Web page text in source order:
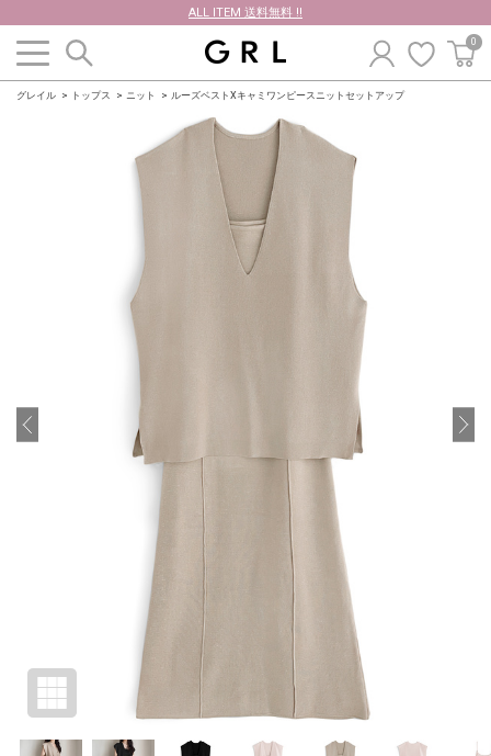
ALL ITEM 送料無料 !!
0
グレイル トップス ニット ルーズベストXキャミワンピースニットセットアップ